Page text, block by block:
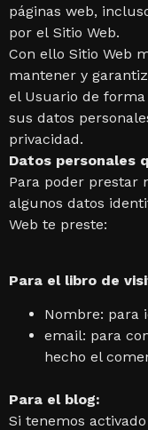
páginas web,
por el Sitio Web.
Con ello Sitio Web
mantener y
el Usuario de
sus datos
privacidad.
Datos personales
Para poder prestar
algunos datos
Web te preste:
Para el libro de
Nombre: para
email: para
hecho el
Para el blog:
Si tenemos